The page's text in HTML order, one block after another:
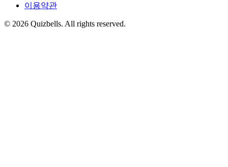
이용약관
© 2026 Quizbells. All rights reserved.